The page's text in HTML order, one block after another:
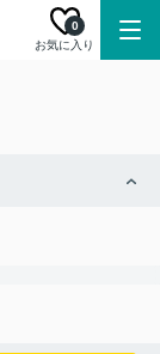
お気に入り
0